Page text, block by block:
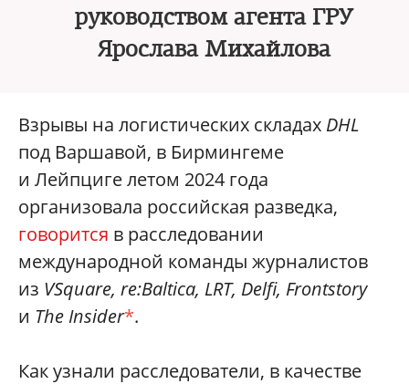
руководством агента ГРУ
Ярослава Михайлова
Взрывы на логистических складах DHL
под Варшавой, в Бирмингеме
и Лейпциге летом 2024 года
организовала российская разведка,
говорится в расследовании
международной команды журналистов
из VSquare, re:Baltica, LRT, Delfi, Frontstory
и The Insider*.
Как узнали расследователи, в качестве